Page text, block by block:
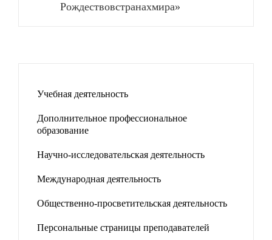
Рождествовстранахмира»
Учебная деятельность
Дополнительное профессиональное
образование
Научно-исследовательская деятельность
Международная деятельность
Общественно-просветительская деятельность
Персональные страницы преподавателей